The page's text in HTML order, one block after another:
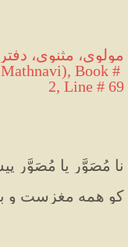
مولوی، مثنوی، دفتر
Book #
2, Line # 69
نا مُصَوَّر یا مُصَوَّر
کو همه مغزست و